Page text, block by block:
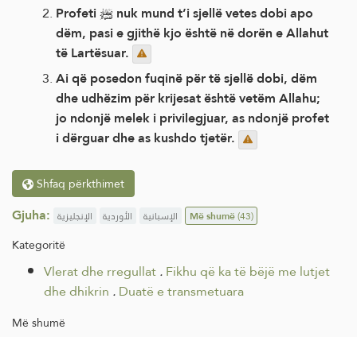
Profeti ﷺ nuk mund t’i sjellë vetes dobi apo
dëm, pasi e gjithë kjo është në dorën e Allahut
të Lartësuar.
Ai që posedon fuqinë për të sjellë dobi, dëm
dhe udhëzim për krijesat është vetëm Allahu;
jo ndonjë melek i privilegjuar, as ndonjë profet
i dërguar dhe as kushdo tjetër.
Shfaq përkthimet
Gjuha: الإنجليزية الأوردية الإسبانية Më shumë(43)
Kategoritë
Vlerat dhe rregullat.Fikhu që ka të bëjë me lutjet
dhe dhikrin .Duatë e transmetuara
Më shumë